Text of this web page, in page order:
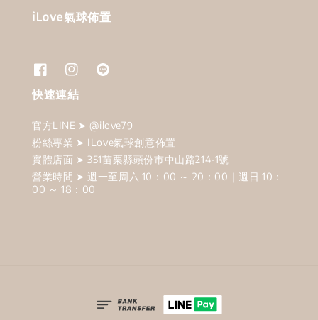
iLove氣球佈置
快速連結
官方LINE ➤ @ilove79
粉絲專業 ➤ ILove氣球創意佈置
實體店面 ➤ 351苗栗縣頭份市中山路214-1號
營業時間 ➤ 週一至周六 10：00 ～ 20：00｜週日 10：
00 ～ 18：00